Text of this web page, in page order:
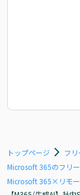
トップページ
フ
Microsoft 365のフリ
Microsoft 365×リモー